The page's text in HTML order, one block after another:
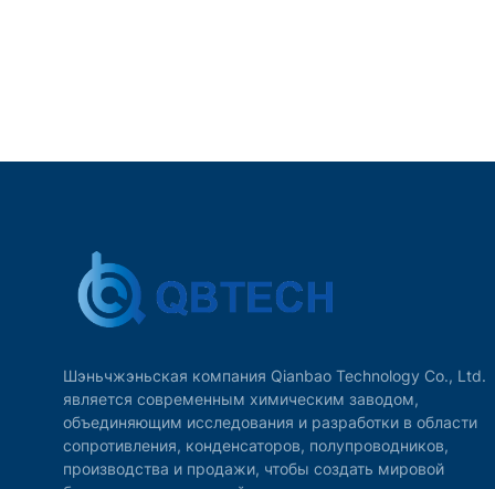
Шэньчжэньская компания Qianbao Technology Co., Ltd.
является современным химическим заводом,
объединяющим исследования и разработки в области
сопротивления, конденсаторов, полупроводников,
производства и продажи, чтобы создать мировой